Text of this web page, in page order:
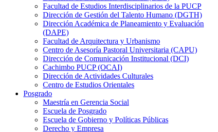
Facultad de Estudios Interdisciplinarios de la PUCP
Dirección de Gestión del Talento Humano (DGTH)
Dirección Académica de Planeamiento y Evaluación
(DAPE)
Facultad de Arquitectura y Urbanismo
Centro de Asesoría Pastoral Universitaria (CAPU)
Dirección de Comunicación Institucional (DCI)
Cachimbo PUCP (OCAI)
Dirección de Actividades Culturales
Centro de Estudios Orientales
Posgrado
Maestría en Gerencia Social
Escuela de Posgrado
Escuela de Gobierno y Políticas Públicas
Derecho y Empresa